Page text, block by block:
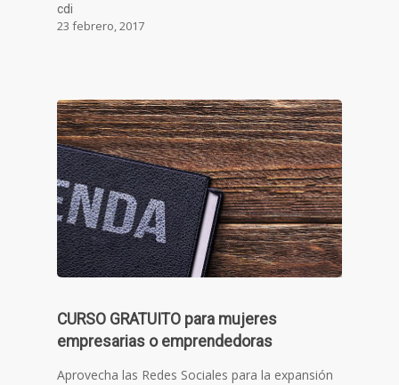
cdi
23 febrero, 2017
CURSO GRATUITO para mujeres
empresarias o emprendedoras
Aprovecha las Redes Sociales para la expansión